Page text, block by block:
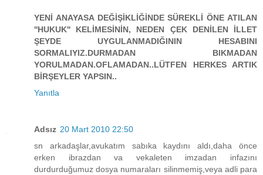
YENİ ANAYASA DEĞİŞİKLİĞİNDE SÜREKLİ ÖNE ATILAN
''HUKUK'' KELİMESİNİN, NEDEN ÇEK DENİLEN İLLET
ŞEYDE UYGULANMADIĞININ HESABINI
SORMALIYIZ.DURMADAN BIKMADAN
YORULMADAN.OFLAMADAN..LÜTFEN HERKES ARTIK
BİRŞEYLER YAPSIN..
Yanıtla
Adsız 20 Mart 2010 22:50
sn arkadaşlar,avukatım sabıka kaydını aldı,daha önce
erken ibrazdan va vekaleten imzadan infazını
durdurduğumuz dosya numaraları silinmemiş,veya adli para